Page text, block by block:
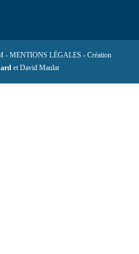
- MENTIONS LÉGALES - Création
et David Maulat